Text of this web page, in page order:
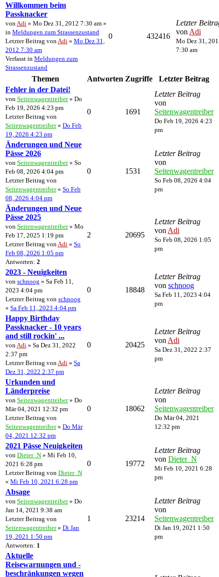
Willkommen beim
Passknacker
von Adi » Mo Dez 31, 2012 7:30 am »
in Meldungen zum Strassenzustand
Letzter Beitrag von Adi « Mo Dez 31,
2012 7:30 am
Verfasst in Meldungen zum
Strassenzustand
0 432416
Letzter
von Adi
Mo Dez 31,
7:30 am
Themen Antworten Zugriffe
Letzter Beitrag
Fehler in der Datei!
von Seitenwagentreiber» Do
Feb 19, 2026 4:23 pm
Letzter Beitrag von
Seitenwagentreiber« Do Feb
19, 2026 4:23 pm
0 1691
Letzter Beitrag
von
Seitenwagentreiber
Do Feb 19, 2026 4:23
pm
Änderungen und Neue
Pässe 2026
von Seitenwagentreiber» So
Feb 08, 2026 4:04 pm
Letzter Beitrag von
Seitenwagentreiber« So Feb
08, 2026 4:04 pm
0 1531
Letzter Beitrag
von
Seitenwagentreiber
So Feb 08, 2026 4:04
pm
Änderungen und Neue
Pässe 2025
von Seitenwagentreiber» Mo
Feb 17, 2025 1:19 pm
Letzter Beitrag von Adi « So
Feb 08, 2026 1:05 pm
Antworten: 2
2 20695
Letzter Beitrag
von Adi
So Feb 08, 2026 1:05
pm
2023 - Neuigkeiten
von schnoog » Sa Feb 11,
2023 4:04 pm
Letzter Beitrag von schnoog
« Sa Feb 11, 2023 4:04 pm
0 18848
Letzter Beitrag
von schnoog
Sa Feb 11, 2023 4:04
pm
Happy Birthday
Passknacker - 10 years
and still rockin' ...
von Adi » Sa Dez 31, 2022
2:37 pm
Letzter Beitrag von Adi « Sa
Dez 31, 2022 2:37 pm
0 20425
Letzter Beitrag
von Adi
Sa Dez 31, 2022 2:37
pm
Urkunden und
Länderpreise
von Seitenwagentreiber» Do
Mär 04, 2021 12:32 pm
Letzter Beitrag von
Seitenwagentreiber« Do Mär
04, 2021 12:32 pm
0 18062
Letzter Beitrag
von
Seitenwagentreiber
Do Mär 04, 2021
12:32 pm
2021 Pässe Neuigkeiten
von Dieter_N » Mi Feb 10,
2021 6:28 pm
Letzter Beitrag von Dieter_N
« Mi Feb 10, 2021 6:28 pm
0 19772
Letzter Beitrag
von Dieter_N
Mi Feb 10, 2021 6:28
pm
Absage
von Seitenwagentreiber» Do
Jan 14, 2021 9:38 am
Letzter Beitrag von
Seitenwagentreiber« Di Jan
19, 2021 1:50 pm
Antworten: 1
1 23214
Letzter Beitrag
von
Seitenwagentreiber
Di Jan 19, 2021 1:50
pm
Aktuelle
Reisewarnungen und -
beschränkungen wegen